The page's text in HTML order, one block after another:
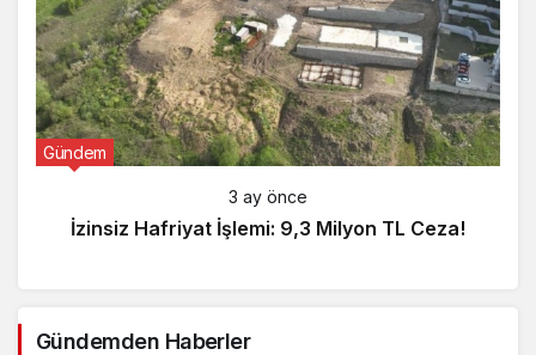
Gündem
3 ay önce
İzinsiz Hafriyat İşlemi: 9,3 Milyon TL Ceza!
Gündemden Haberler